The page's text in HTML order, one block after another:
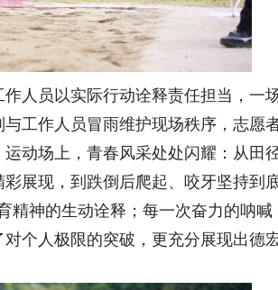
人员以实际行动诠释责任担当，一
工作人员冒雨维护现场秩序，志愿
动场上，青春风采处处闪耀：从田
展现，到跌倒后爬起、咬牙坚持到
精神的生动诠释；每一次奋力的呐喊
个人极限的突破，更充分展现出德